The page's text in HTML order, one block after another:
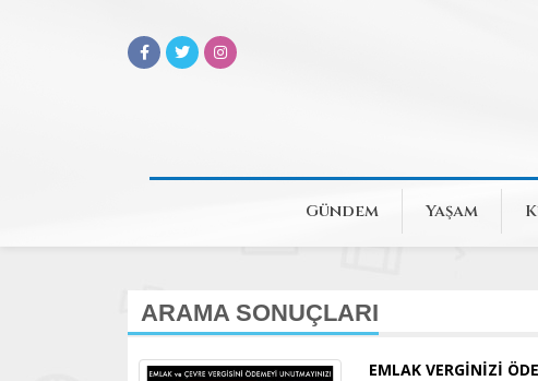
Gündem Yaşam
ARAMA SONUÇLARI
EMLAK VERGİNİZİ